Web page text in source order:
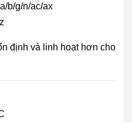
b/g/n/ac/ax
định và linh hoạt hơn cho